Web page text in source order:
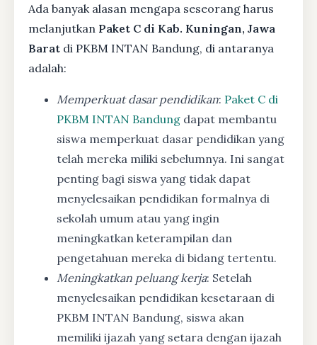
Ada banyak alasan mengapa seseorang harus
melanjutkan Paket C di Kab. Kuningan, Jawa
Barat di PKBM INTAN Bandung, di antaranya
adalah:
Memperkuat dasar pendidikan: Paket C di
PKBM INTAN Bandung dapat membantu
siswa memperkuat dasar pendidikan yang
telah mereka miliki sebelumnya. Ini sangat
penting bagi siswa yang tidak dapat
menyelesaikan pendidikan formalnya di
sekolah umum atau yang ingin
meningkatkan keterampilan dan
pengetahuan mereka di bidang tertentu.
Meningkatkan peluang kerja: Setelah
menyelesaikan pendidikan kesetaraan di
PKBM INTAN Bandung, siswa akan
memiliki ijazah yang setara dengan ijazah